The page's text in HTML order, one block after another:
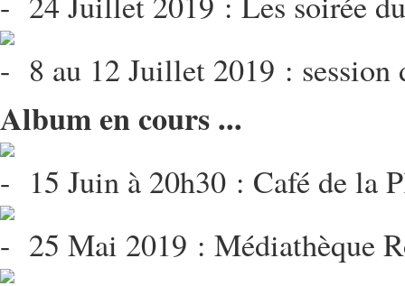
8 au 12 Juillet 2019 : session
Album en cours ...
15 Juin à 20h30 : Café de la
25 Mai 2019 : Médiathèque